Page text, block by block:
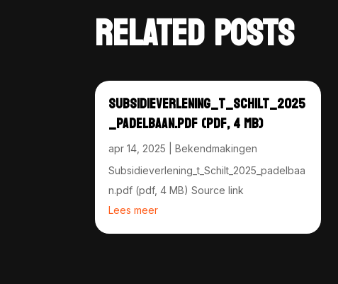
RELATED POSTS
SUBSIDIEVERLENING_T_SCHILT_2025
_PADELBAAN.PDF (PDF, 4 MB)
apr 14, 2025 |Bekendmakingen
Subsidieverlening_t_Schilt_2025_padelbaa
n.pdf (pdf, 4 MB) Source link
Lees meer